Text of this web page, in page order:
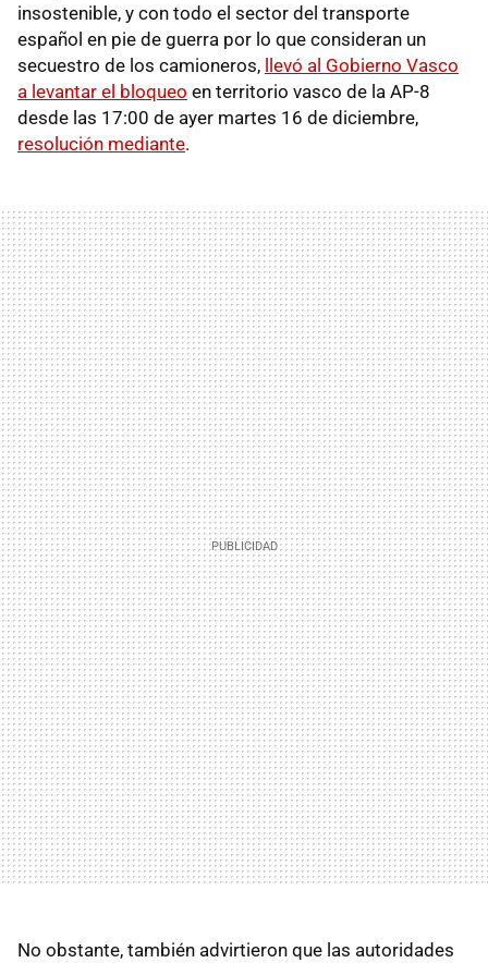
insostenible, y con todo el sector del transporte
español en pie de guerra por lo que consideran un
secuestro de los camioneros, llevó al Gobierno Vasco
a levantar el bloqueo en territorio vasco de la AP-8
desde las 17:00 de ayer martes 16 de diciembre,
resolución mediante.
No obstante, también advirtieron que las autoridades